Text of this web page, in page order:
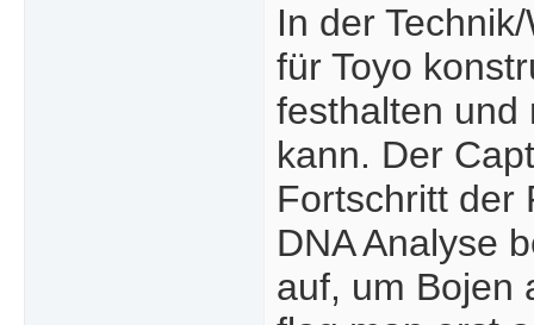
In der
für Toyo
festhalten und
kann. Der
Fortschritt der
DNA Analyse
auf, um Bojen